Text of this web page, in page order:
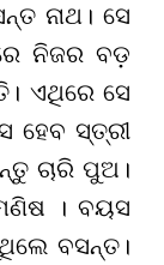
ନାଥ। ସେ
ନିଜର ବଡ଼
ଏଥିରେ ସେ
ହେବ ସ୍ତ୍ରୀ
ଚାରି ପୁଅ।
। ବୟସ
ବସନ୍ତ।